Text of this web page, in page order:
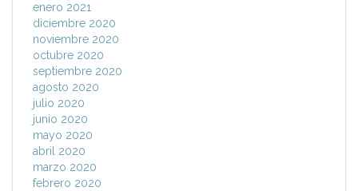
enero 2021
diciembre 2020
noviembre 2020
octubre 2020
septiembre 2020
agosto 2020
julio 2020
junio 2020
mayo 2020
abril 2020
marzo 2020
febrero 2020